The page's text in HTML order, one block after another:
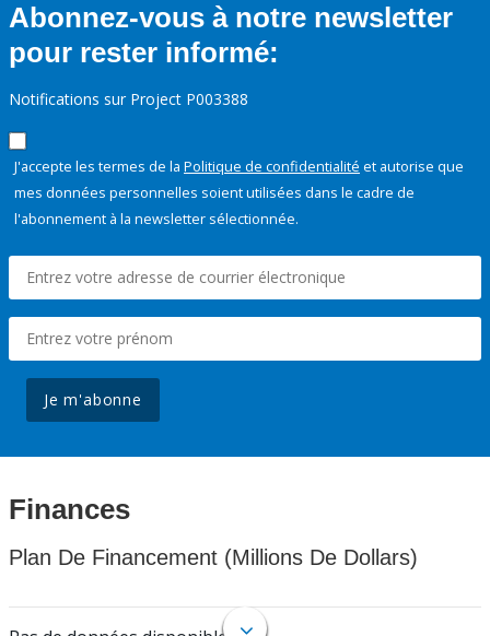
Abonnez-vous à notre newsletter
pour rester informé:
Notifications sur Project P003388
J'accepte les termes de la Politique de confidentialité et autorise que
mes données personnelles soient utilisées dans le cadre de
l'abonnement à la newsletter sélectionnée.
Je m'abonne
Finances
Plan De Financement (Millions De Dollars)